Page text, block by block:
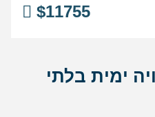
$11755
ימית בלתי